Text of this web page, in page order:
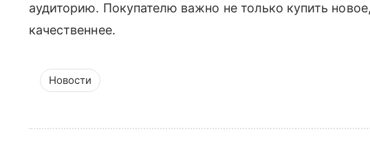
аудиторию. Покупателю важно не только купить
качественнее.
Новости